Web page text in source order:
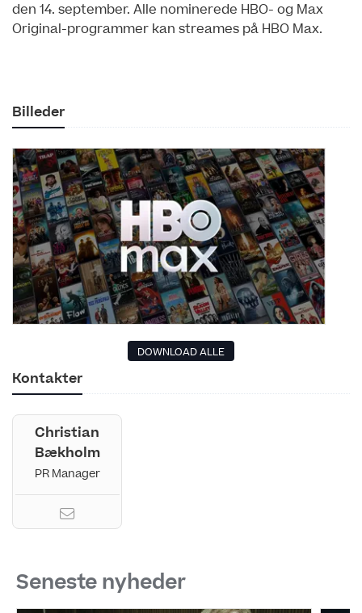
den 14. september. Alle nominerede HBO- og Max
Original-programmer kan streames på HBO Max.
Billeder
DOWNLOAD ALLE
Kontakter
Christian
Bækholm
PR Manager
Seneste nyheder